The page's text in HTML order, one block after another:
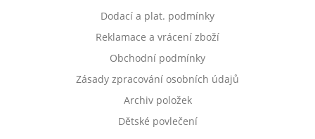
Dodací a plat. podmínky
Reklamace a vrácení zboží
Obchodní podmínky
Zásady zpracování osobních údajů
Archiv položek
Dětské povlečení